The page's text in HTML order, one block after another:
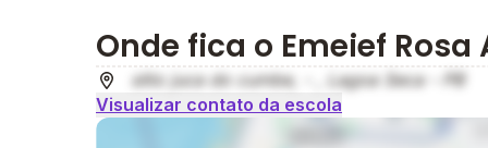
Onde fica o Emeief
sitio juca do cumbe, - , Lagoa Seca - PB
Visualizar contato da escola